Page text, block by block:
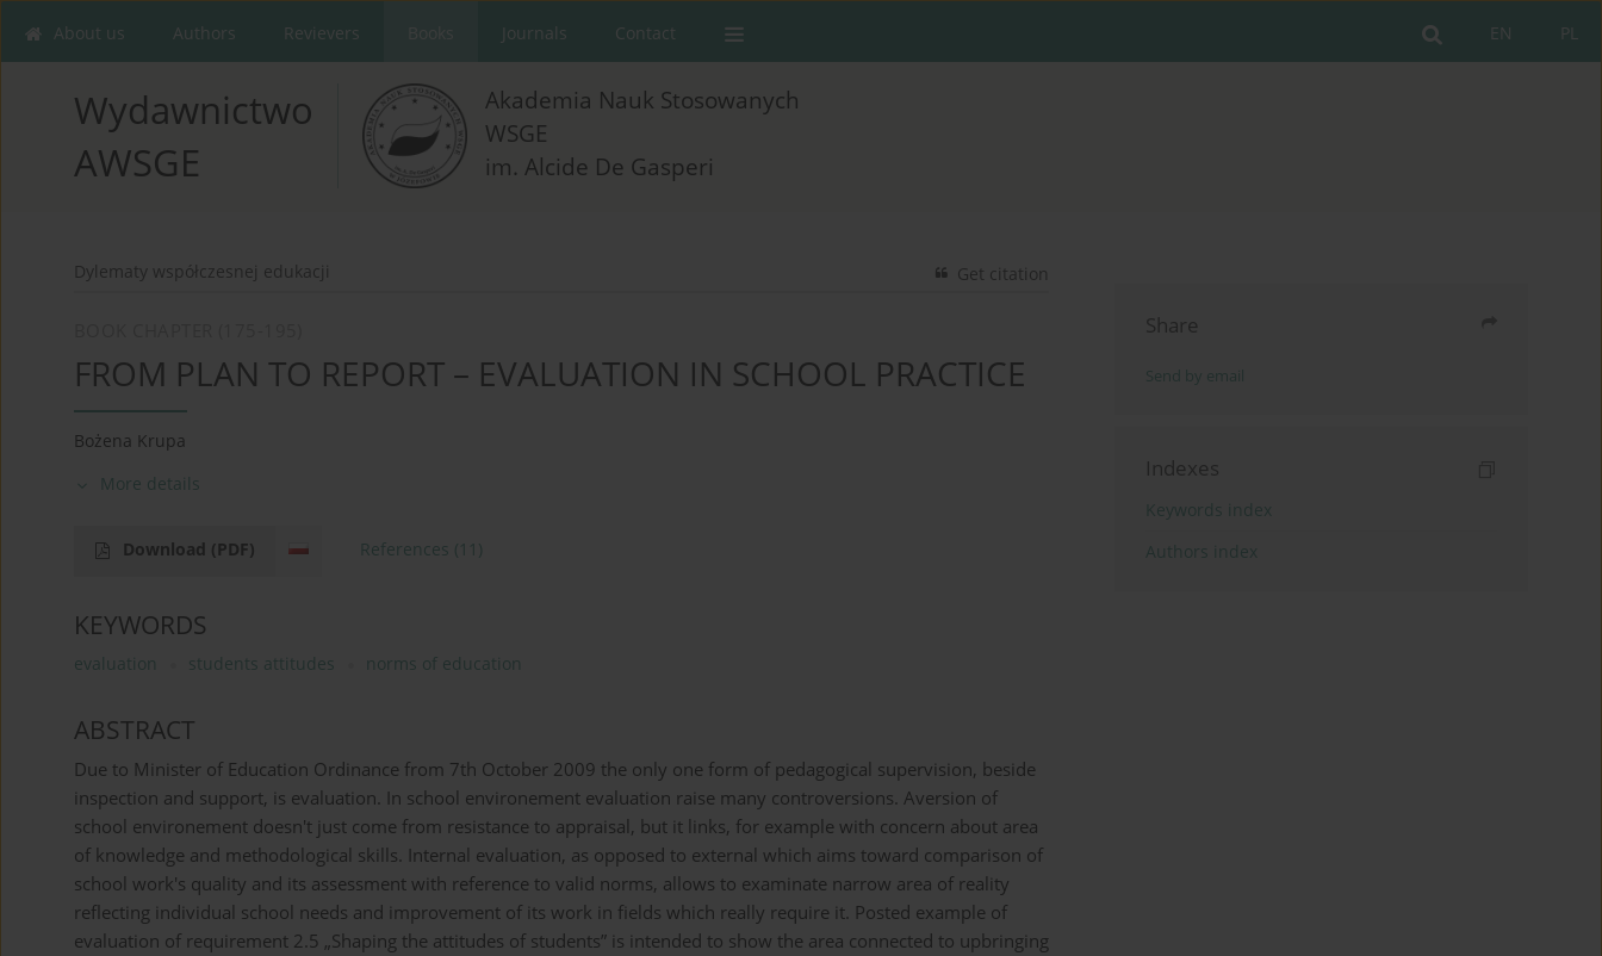
PL
EN
About us Authors Revievers Journals Contact
Wydawnictwo
AWSGE
Akademia Nauk Stosowanych
WSGE
im. Alcide De Gasperi
Dylematy współczesnej edukacji Get citation
FROM PLAN TO REPORT – EVALUATION IN SCHOOL PRACTICE
Bożena Krupa
More details
Download (PDF) References (11)
KEYWORDS
evaluation students attitudes norms of education
ABSTRACT
Due to Minister of Education Ordinance from 7th October 2009 the only one form of pedagogical supervision, beside
inspection and support, is evaluation. In school environement evaluation raise many controversions. Aversion of
school environement doesn't just come from resistance to appraisal, but it links, for example with concern about area
of knowledge and methodological skills. Internal evaluation, as opposed to external which aims toward comparison of
school work's quality and its assessment with reference to valid norms, allows to examinate narrow area of reality
reflecting individual school needs and improvement of its work in fields which really require it. Posted example of
evaluation of requirement 2.5 „Shaping the attitudes of students” is intended to show the area connected to upbringing
Share
Send by email
Indexes
Keywords index
Authors index